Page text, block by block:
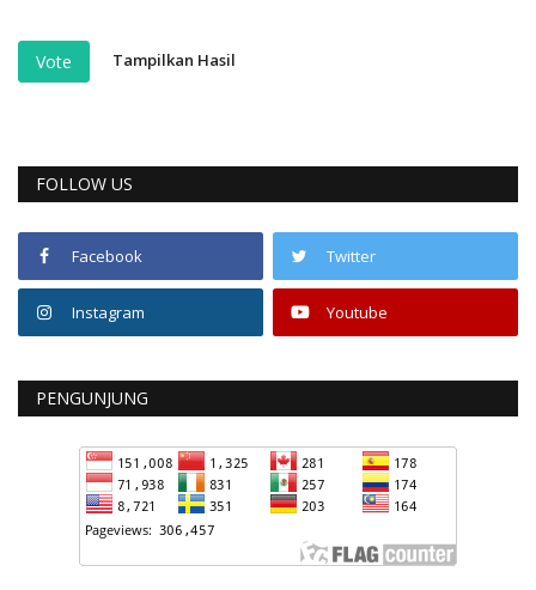
Vote Tampilkan Hasil
FOLLOW US
Facebook Twitter
Instagram Youtube
PENGUNJUNG